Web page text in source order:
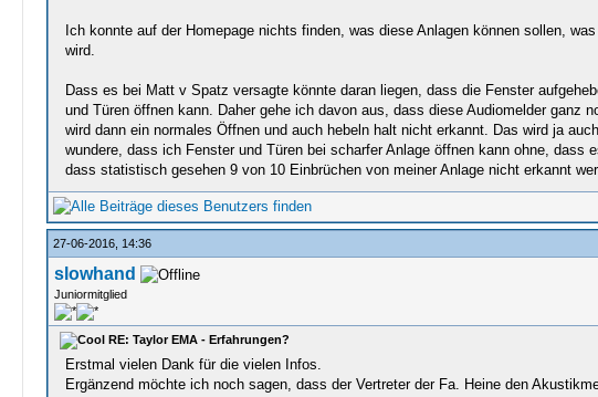
Ich konnte auf der Homepage nichts finden, was diese Anlagen können sollen,
wird.
Dass es bei Matt v Spatz versagte könnte daran liegen, dass die Fenster
und Türen öffnen kann. Daher gehe ich davon aus, dass diese Audiomelder
wird dann ein normales Öffnen und auch hebeln halt nicht erkannt. Das wird ja
wundere, dass ich Fenster und Türen bei scharfer Anlage öffnen kann ohne,
dass statistisch gesehen 9 von 10 Einbrüchen von meiner Anlage nicht erkannt
27-06-2016, 14:36
slowhand
Juniormitglied
RE: Taylor EMA - Erfahrungen?
Erstmal vielen Dank für die vielen Infos.
Ergänzend möchte ich noch sagen, dass der Vertreter der Fa. Heine den